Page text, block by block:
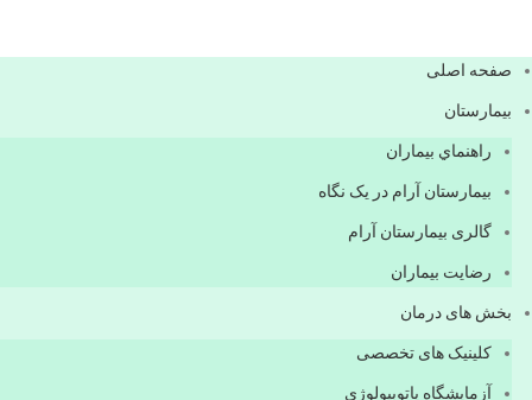
صفحه اصلی
بيمارستان
راهنماي بیماران
بیمارستان آرام در یک نگاه
گالری بیمارستان آرام
رضایت بیماران
بخش های درمان
کلینیک های تخصصی
آزمایشگاه پاتوبیولوژی